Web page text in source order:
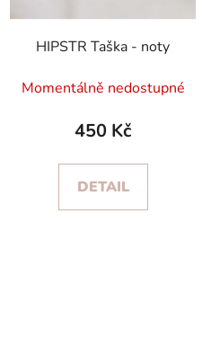
HIPSTR Taška - noty
Momentálně nedostupné
450 Kč
DETAIL